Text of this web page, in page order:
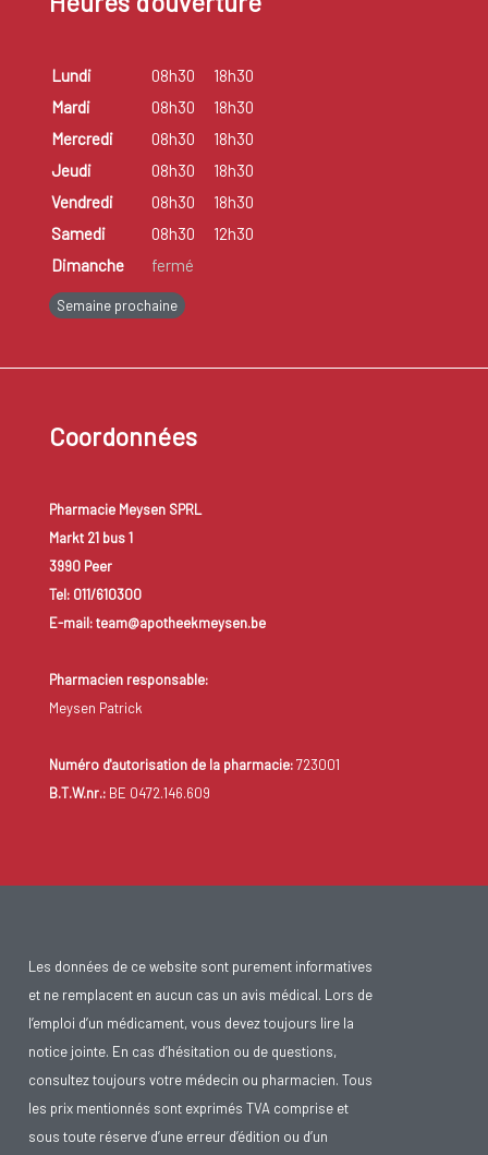
Lundi 08h30
18h30
Mardi
08h30
18h30
Mercredi
08h30
18h30
Jeudi
08h30
18h30
Vendredi
08h30
18h30
Samedi
08h30
12h30
Dimanche
fermé
Semaine prochaine
Coordonnées
Pharmacie Meysen SPRL
Markt 21 bus 1
3990 Peer
Tel: 011/610300
E-mail: team@apotheekmeysen.be
Pharmacien responsable:
Meysen Patrick
Numéro d'autorisation de la pharmacie:723001
B.T.W.nr.:BE 0472.146.609
Les données de ce website sont purement informatives
et ne remplacent en aucun cas un avis médical. Lors de
l’emploi d’un médicament, vous devez toujours lire la
notice jointe. En cas d’hésitation ou de questions,
consultez toujours votre médecin ou pharmacien. Tous
les prix mentionnés sont exprimés TVA comprise et
sous toute réserve d’une erreur d’édition ou d’un